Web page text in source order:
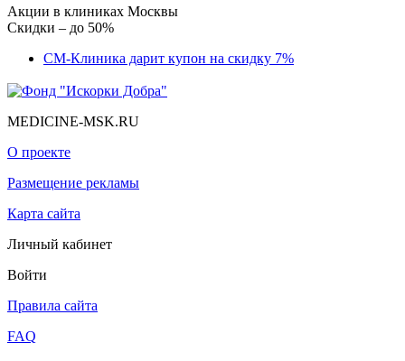
Акции в клиниках Москвы
Скидки – до 50%
СМ-Клиника дарит купон на скидку 7%
MEDICINE-MSK.RU
О проекте
Размещение рекламы
Карта сайта
Личный кабинет
Войти
Правила сайта
FAQ